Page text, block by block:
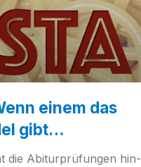
einem das
gibt…
die Abitur­prü­fun­gen hin­